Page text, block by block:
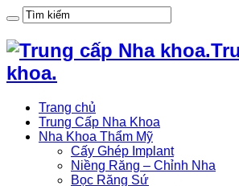
khoa.
Trang chủ
Trung Cấp Nha Khoa
Nha Khoa Thẩm Mỹ
Cấy Ghép Implant
Niềng Răng – Chỉnh Nha
Bọc Răng Sứ